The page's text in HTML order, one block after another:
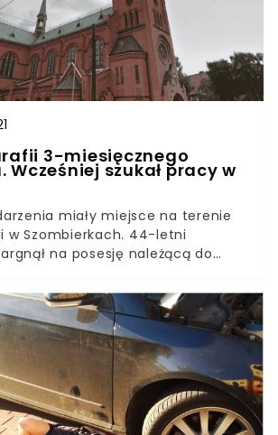
zbiera pieniądze na
3-miesięcznego
Wcześniej szukał pracy w
miały miejsce na terenie
w Szombierkach. 44-letni
na posesję należącą do
jeszcze tego samego dnia trafił w
go surowa kara.Komenda
Bytomiu poinformowała o
mającym miejscu w jednej z
3-miesięczny pies rasy
zniknął z kojca,
na terenie należącym do parafii.
łupem 44-letniego złodzieja.